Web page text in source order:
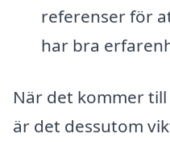
referenser för
har bra
När det kommer
är det dessutom